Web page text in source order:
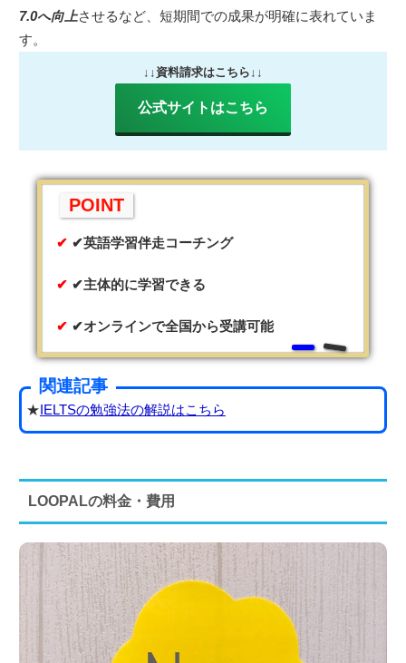
7.0へ向上させるなど、短期間での成果が明確に表れていま
す。
↓↓資料請求はこちら↓↓
公式サイトはこちら
POINT
✔英語学習伴走コーチング
✔主体的に学習できる
✔オンラインで全国から受講可能
関連記事
★ IELTSの勉強法の解説はこちら
LOOPALの料金・費用